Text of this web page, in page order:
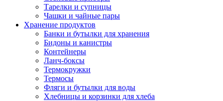
Тарелки и супницы
Чашки и чайные пары
Хранение продуктов
Банки и бутылки для хранения
Бидоны и канистры
Контейнеры
Ланч-боксы
Термокружки
Термосы
Фляги и бутылки для воды
Хлебницы и корзинки для хлеба